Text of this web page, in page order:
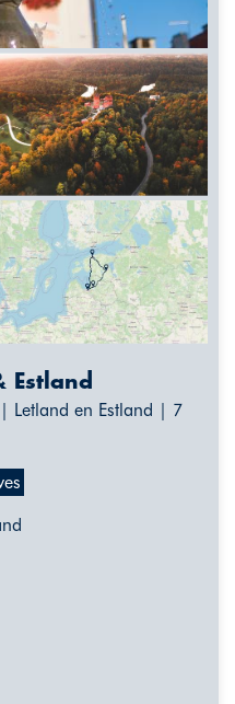
Estland
Letland en Estland | 7